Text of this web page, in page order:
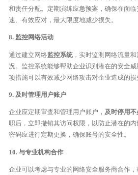
和责任分配。定期演练应急预案，确保在面
速、有效应对，最大限度地减少损失。
8. 监控网络活动
通过建立网络监控系统，实时监测网络流量
况。监控系统能够帮助企业识别潜在的安全
项措施可以有效减少网络攻击对企业造成的损
9. 及时管理用户账户
企业应定期审查和管理用户账户， 及时停用
职后，立即撤销其访问权限，以防止潜在的
密码应进行定期更换，确保账号的安全性。
10. 与专业机构合作
企业可以考虑与专业的网络安全服务商合作